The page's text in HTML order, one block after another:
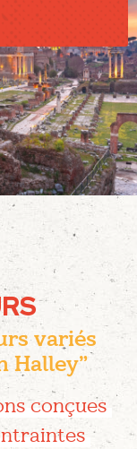
variés
Halley”
conçues